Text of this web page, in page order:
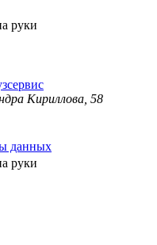
руки
Кириллова, 58
данных
руки